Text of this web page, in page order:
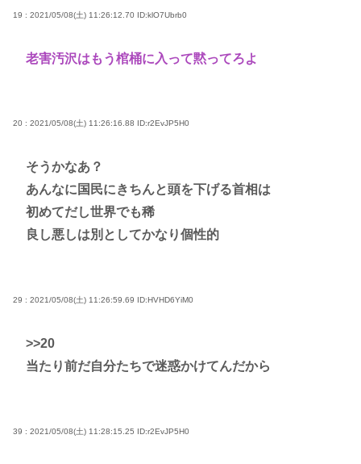
19 : 2021/05/08(土) 11:26:12.70 ID:klO7Ubrb0
老害汚沢はもう棺桶に入って黙ってろよ
20 : 2021/05/08(土) 11:26:16.88 ID:r2EvJP5H0
そうかなあ？
あんなに国民にきちんと頭を下げる首相は
初めてだし世界でも稀
良し悪しは別としてかなり個性的
29 : 2021/05/08(土) 11:26:59.69 ID:HVHD6YiM0
>>20
当たり前だ自分たちで迷惑かけてんだから
39 : 2021/05/08(土) 11:28:15.25 ID:r2EvJP5H0